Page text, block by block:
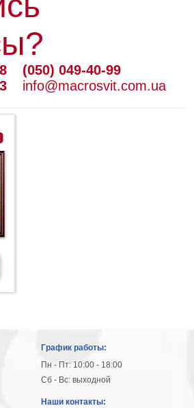
(050) 049-40-99
info@macrosvit.com.ua
График работы:
Пн - Пт: 10:00 - 18:00
Сб - Вс: выходной
Наши контакты: